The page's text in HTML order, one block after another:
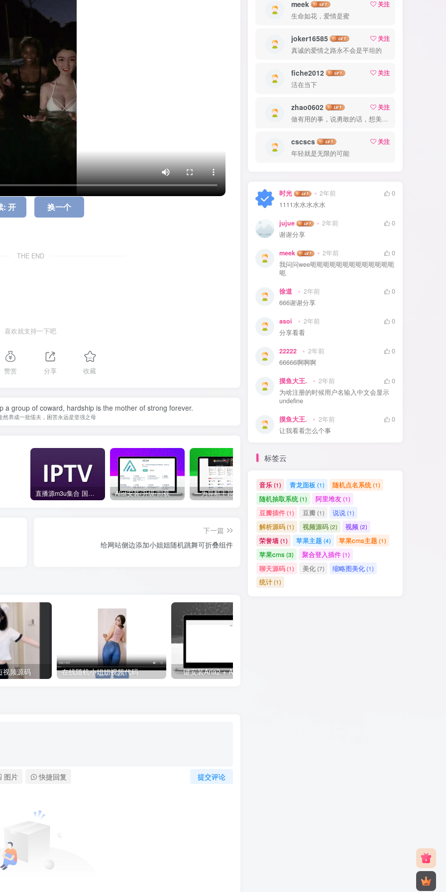
: 开 换一个
THE END
喜欢就支持一下吧
赞赏 分享 收藏
a group of coward, hardship is the mother of strong forever.
然养成一批懦夫，困苦永远是坚强之母
直播源m3u集合 国内外直播源-IPTV URL TVBOX Alist安装/升级/卸载 异次元发卡（荔枝发卡）搭建教程——图文版
下一篇
给网站侧边添加小姐姐随机跳舞可折叠组件
视频源码 在线随机小姐姐视频代码
提交评论
图片 快捷回复
meek
关注
生命如花，爱情是蜜
joker16585
关注
真诚的爱情之路永不会是平坦的
fiche2012
关注
活在当下
zhao0602
关注
做有用的事，说勇敢的话，想美好的事，一生足矣
cscscs
关注
年轻就是无限的可能
时光 2年前
0
1111水水水水水
jujue 2年前
0
谢谢分享
meek 2年前
0
我问问wee呃呃呃呃呃呃呃呃呃呃呃呃呃
呃
徐道 2年前
0
666谢谢分享
asoi 2年前
0
分享看看
22222 2年前
0
66666啊啊啊
摸鱼大王. 2年前
0
为啥注册的时候用户名输入中文会显示
undefine
摸鱼大王. 2年前
0
让我看看怎么个事
标签云
音乐(1) 青龙面板 (1) 随机点名系统(1)
随机抽取系统(1) 阿里堆友(1)
豆瓣插件(1) 豆瓣(1) 说说(1)
解析源码(1) 视频源码(2) 视频(2)
荣誉墙(1) 苹果主题 (4) 苹果cms主题 (1)
苹果cms (3) 聚合登入插件(1)
聊天源码(1) 美化(7) 缩略图美化(1)
统计(1)